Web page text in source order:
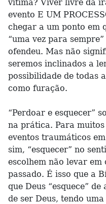
vítima? Viver livre da
evento E UM
chegar a um ponto em
“uma vez para
ofendeu. Mas não
seremos inclinados a
possibilidade de todas
como furação.
“Perdoar e esquecer”
na prática. Para muitos
eventos traumáticos
sim, “esquecer” no
escolhem não levar em
passado. É isso que a
que Deus “esquece”
de ser Deus, tendo